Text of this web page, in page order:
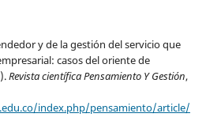
y de la gestión del servicio que
casos del oriente de
Revista científica Pensamiento Y Gestión,
index.php/pensamiento/article/